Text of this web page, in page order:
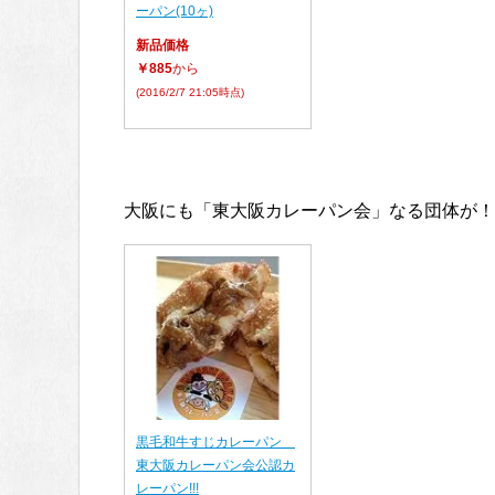
ーパン(10ヶ)
新品価格
￥885から
(2016/2/7 21:05時点)
大阪にも「東大阪カレーパン会」なる団体が
黒毛和牛すじカレーパン
東大阪カレーパン会公認カ
レーパン!!!